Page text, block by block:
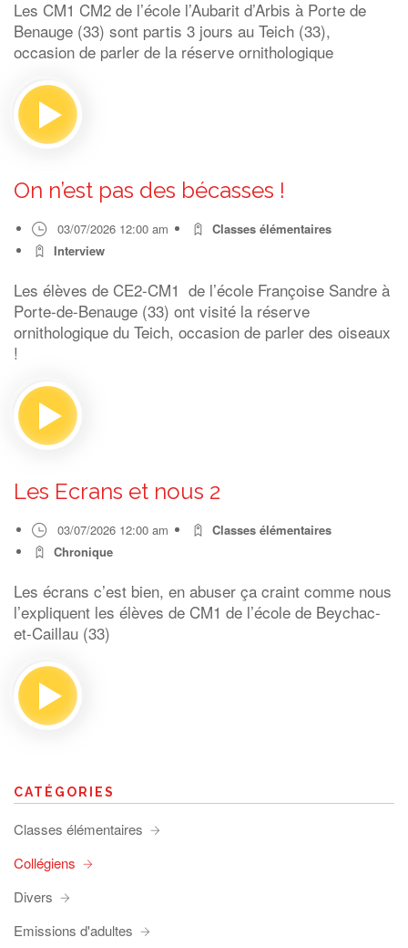
Les CM1 CM2 de l’école l’Aubarit d’Arbis à Porte de
Benauge (33) sont partis 3 jours au Teich (33),
occasion de parler de la réserve ornithologique
On n’est pas des bécasses !
03/07/2026 12:00 am
Classes élémentaires
Interview
Les élèves de CE2-CM1 de l’école Françoise Sandre à
Porte-de-Benauge (33) ont visité la réserve
ornithologique du Teich, occasion de parler des oiseaux
!
Les Ecrans et nous 2
03/07/2026 12:00 am
Classes élémentaires
Chronique
Les écrans c’est bien, en abuser ça craint comme nous
l’expliquent les élèves de CM1 de l’école de Beychac-
et-Caillau (33)
CATÉGORIES
Classes élémentaires
Collégiens
Divers
Emissions d'adultes